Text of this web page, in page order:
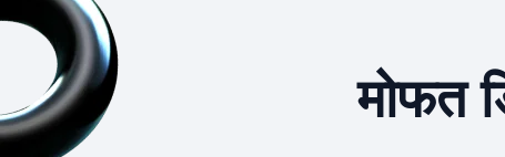
मोफत